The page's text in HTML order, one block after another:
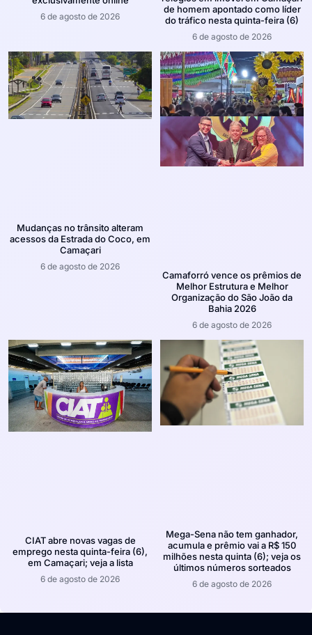
6 de agosto de 2026
de homem apontado como líder
do tráfico nesta quinta-feira (6)
6 de agosto de 2026
Mudanças no trânsito alteram
acessos da Estrada do Coco, em
Camaçari
6 de agosto de 2026
Camaforró vence os prêmios de
Melhor Estrutura e Melhor
Organização do São João da
Bahia 2026
6 de agosto de 2026
CIAT abre novas vagas de
emprego nesta quinta-feira (6),
em Camaçari; veja a lista
6 de agosto de 2026
Mega-Sena não tem ganhador,
acumula e prêmio vai a R$ 150
milhões nesta quinta (6); veja os
últimos números sorteados
6 de agosto de 2026